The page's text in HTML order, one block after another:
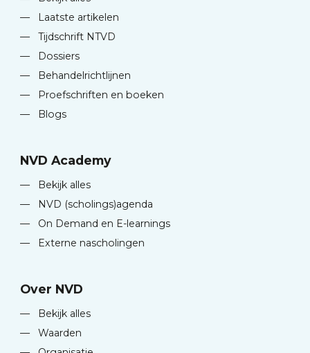
—
Laatste artikelen
—
Tijdschrift NTVD
—
Dossiers
—
Behandelrichtlijnen
—
Proefschriften en boeken
—
Blogs
NVD Academy
—
Bekijk alles
—
NVD (scholings)agenda
—
On Demand en E-learnings
—
Externe nascholingen
Over NVD
—
Bekijk alles
—
Waarden